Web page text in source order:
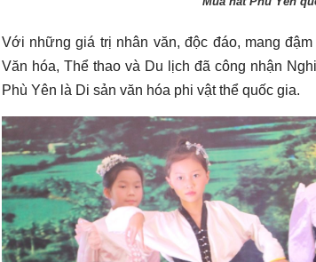
Với những giá trị nhân văn, độc đáo, mang
Văn hóa, Thể thao và Du lịch đã công nhận
Phù Yên là Di sản văn hóa phi vật thể quốc gia.